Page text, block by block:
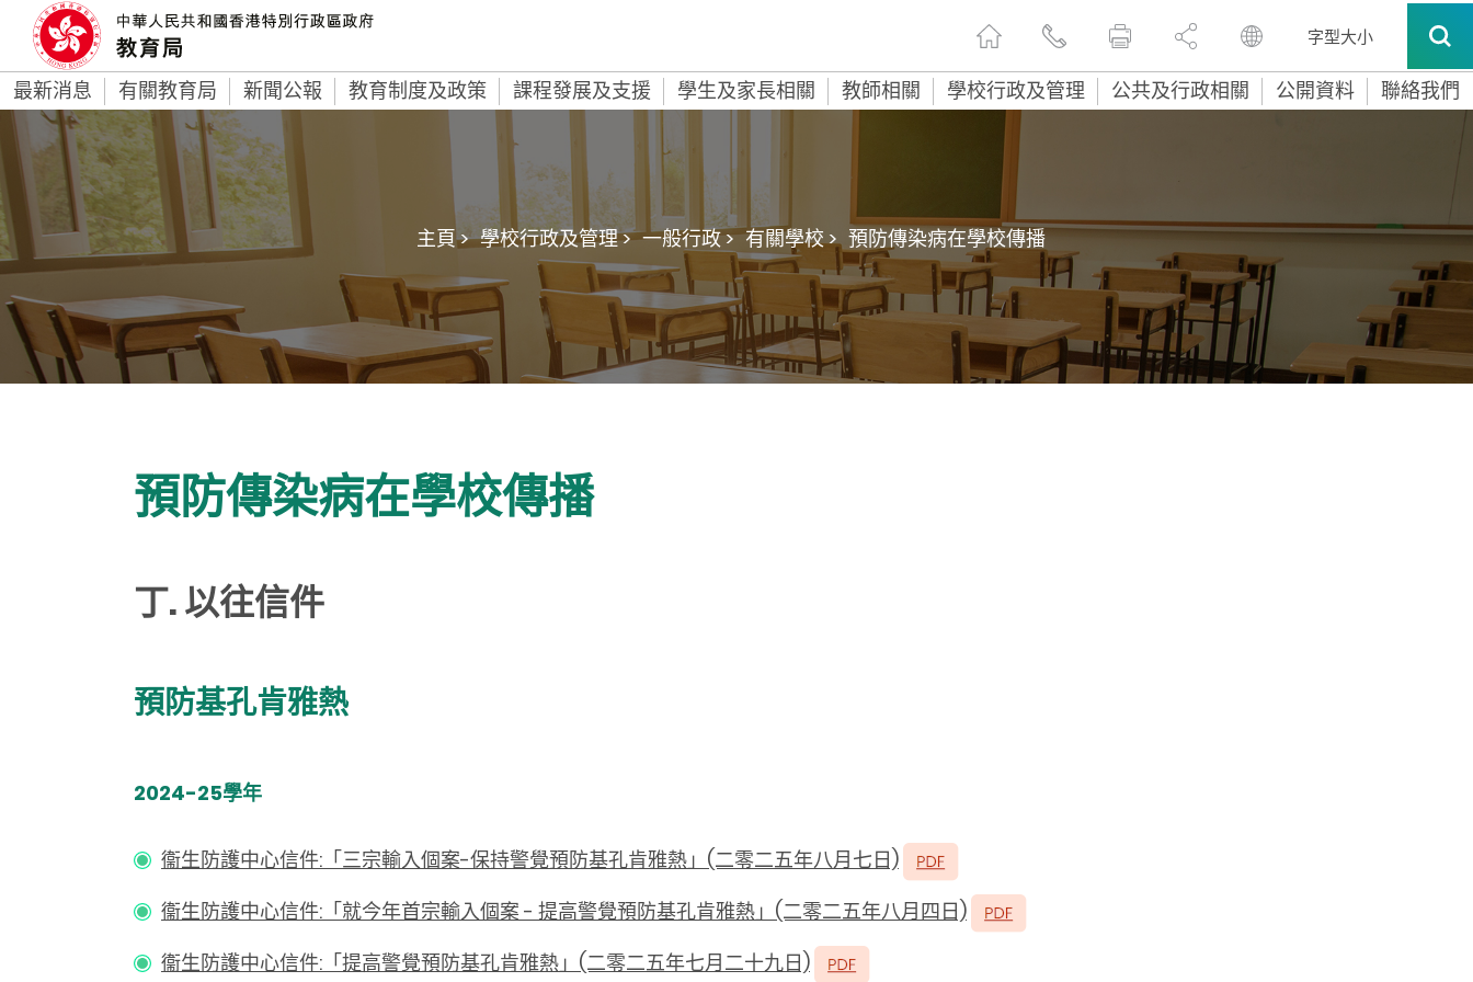
字型大小
最新消息 有關教育局 新聞公報 教育制度及政策 課程發展及支援 學生及家長相關 教師相關 學校行政及管理 公共及行政相關 公開資料 聯絡我們
主頁 > 學校行政及管理 > 一般行政 > 有關學校 > 預防傳染病在學校傳播
預防傳染病在學校傳播
丁. 以往信件
預防基孔肯雅熱
2024-25學年
衞生防護中心信件:「三宗輸入個案-保持警覺預防基孔肯雅熱」(二零二五年八月七日)
衞生防護中心信件:「就今年首宗輸入個案 - 提高警覺預防基孔肯雅熱」(二零二五年八月四日)
衞生防護中心信件:「提高警覺預防基孔肯雅熱」(二零二五年七月二十九日)